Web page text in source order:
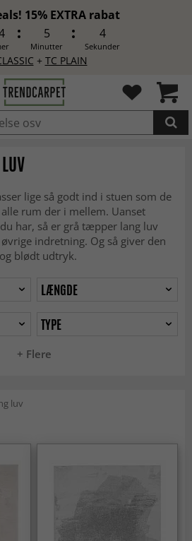
15% EXTRA rabat
5
Minutter
2
Sekunder
+ TC PLAIN
I INDKØBSKURVEN.
lige så godt ind i stuen som de
rum der i mellem. Uanset
har, så er grå tæpper lang luv
indretning. Og så giver den
blødt udtryk.
+ Flere
LÆNGDE
TYPE
luv